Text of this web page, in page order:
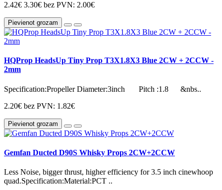
2.42€ 3.30€ bez PVN: 2.00€
Pievienot grozam
HQProp HeadsUp Tiny Prop T3X1.8X3 Blue 2CW + 2CCW -
2mm
Specification:Propeller Diameter:3inch Pitch :1.8 &nbs..
2.20€ bez PVN: 1.82€
Pievienot grozam
Gemfan Ducted D90S Whisky Props 2CW+2CCW
Less Noise, bigger thrust, higher efficiency for 3.5 inch cinewhoop
quad.Specification:Material:PCT ..